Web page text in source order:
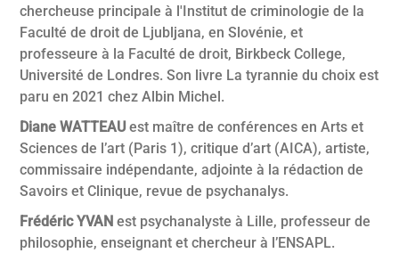
chercheuse principale à l'Institut de criminologie de la
Faculté de droit de Ljubljana, en Slovénie, et
professeure à la Faculté de droit, Birkbeck College,
Université de Londres. Son livre La tyrannie du choix est
paru en 2021 chez Albin Michel.
Diane WATTEAU est maître de conférences en Arts et
Sciences de l’art (Paris 1), critique d’art (AICA), artiste,
commissaire indépendante, adjointe à la rédaction de
Savoirs et Clinique, revue de psychanalys.
Frédéric YVAN est psychanalyste à Lille, professeur de
philosophie, enseignant et chercheur à l’ENSAPL.